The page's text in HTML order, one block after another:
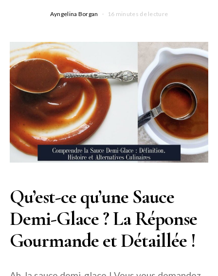
Ayngelina Borgan 16 minutes de lecture
Qu’est-ce qu’une Sauce
Demi-Glace ? La Réponse
Gourmande et Détaillée !